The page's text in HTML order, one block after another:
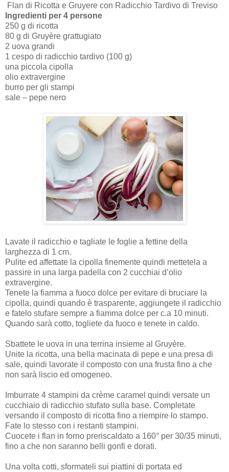
Flan di Ricotta e Gruyere con Radicchio Tardivo di Treviso
Ingredienti per 4 persone
250 g di ricotta
80 g di Gruyère grattugiato
2 uova grandi
1 cespo di radicchio tardivo (100 g)
una piccola cipolla
olio extravergine
burro per gli stampi
sale – pepe nero
Lavate il radicchio e tagliate le foglie a fettine della
larghezza di 1 cm.
Pulite ed affettate la cipolla finemente quindi mettetela a
passire in una larga padella con 2 cucchiai d’olio
extravergine.
Tenete la fiamma a fuoco dolce per evitare di bruciare la
cipolla, quindi quando è trasparente, aggiungete il radicchio
e fatelo stufare sempre a fiamma dolce per c.a 10 minuti.
Quando sarà cotto, togliete da fuoco e tenete in caldo.
Sbattete le uova in una terrina insieme al Gruyère.
Unite la ricotta, una bella macinata di pepe e una presa di
sale, quindi lavorate il composto con una frusta fino a che
non sarà liscio ed omogeneo.
Imburrate 4 stampini da crème caramel quindi versate un
cucchiaio di radicchio stufato sulla base. Completate
versando il composto di ricotta fino a riempire lo stampo.
Fate lo stesso con i restanti stampini.
Cuocete i flan in forno preriscaldato a 160° per 30/35 minuti,
fino a che non saranno belli gonfi e dorati.
Una volta cotti, sformateli sui piattini di portata ed